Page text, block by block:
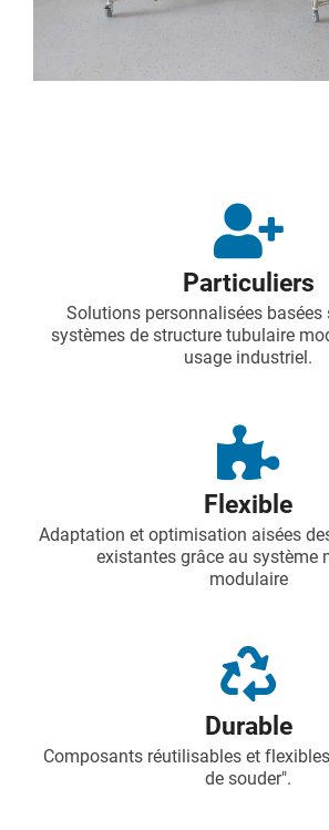
Particuliers
Solutions personnalisées
systèmes de structure tubulaire
usage industriel.
Flexible
Adaptation et optimisation aisées
existantes grâce au système
modulaire
Durable
Composants réutilisables et
de souder".